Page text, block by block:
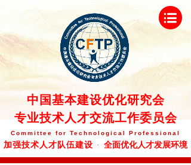
加强技术人才队伍建设 · 全面优化人才发展环境
Committee for Technological Professional
中 国基本建设优化研究会
专业技术人才交流工作委员会